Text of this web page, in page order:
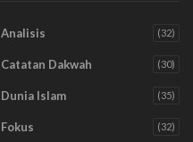
Analisis (32)
Catatan Dakwah (30)
Dunia Islam (35)
Fokus (32)